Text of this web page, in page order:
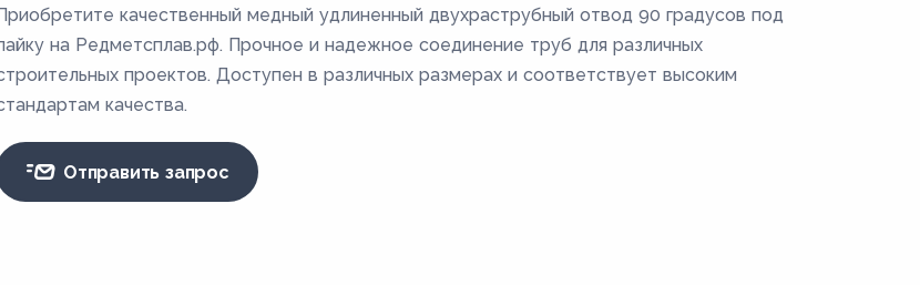
качественный медный удлиненный двухраструбный отвод 90 градусов под
на Редметсплав.рф. Прочное и надежное соединение труб для различных
проектов. Доступен в различных размерах и соответствует высоким
качества.
Отправить запрос